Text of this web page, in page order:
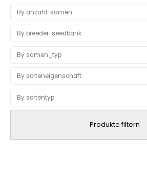
Produkte filtern